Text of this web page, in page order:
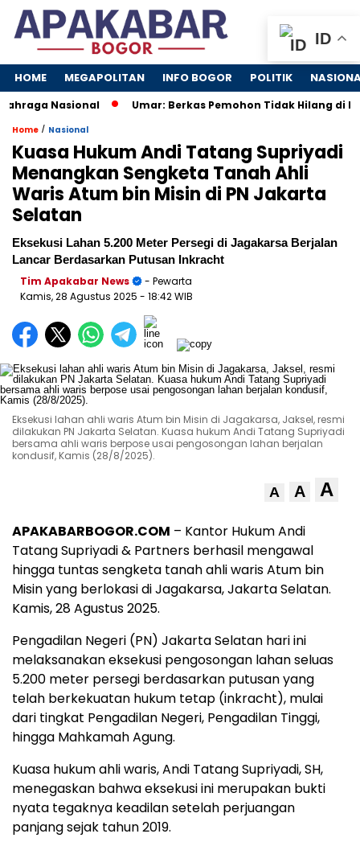
HOME MEGAPOLITAN INFO BOGOR POLITIK
Nasional Umar: Berkas Pemohon Tidak Hilang di
Home / Nasional
Kuasa Hukum Andi Tatang Supriyadi
Menangkan Sengketa Tanah Ahli
Waris Atum bin Misin di PN Jakarta
Selatan
Eksekusi Lahan 5.200 Meter Persegi di Jagakarsa Berjalan
Lancar Berdasarkan Putusan Inkracht
Tim Apakabar News
- Pewarta
Kamis, 28 Agustus 2025 - 18:42 WIB
Eksekusi lahan ahli waris Atum bin Misin di Jagakarsa, Jaksel, resmi
dilakukan PN Jakarta Selatan. Kuasa hukum Andi Tatang Supriyadi
bersama ahli waris berpose usai pengosongan lahan berjalan
kondusif, Kamis (28/8/2025).
A A A
APAKABARBOGOR.COM – Kantor Hukum Andi
Tatang Supriyadi & Partners berhasil mengawal
hingga tuntas sengketa tanah ahli waris Atum bin
Misin yang berlokasi di Jagakarsa, Jakarta Selatan.
Kamis, 28 Agustus 2025.
Pengadilan Negeri (PN) Jakarta Selatan hari ini
melaksanakan eksekusi pengosongan lahan seluas
5.200 meter persegi berdasarkan putusan yang
telah berkekuatan hukum tetap (inkracht), mulai
dari tingkat Pengadilan Negeri, Pengadilan Tinggi,
hingga Mahkamah Agung.
Kuasa hukum ahli waris, Andi Tatang Supriyadi, SH,
menegaskan bahwa eksekusi ini merupakan bukti
nyata tegaknya keadilan setelah perjuangan
panjang sejak tahun 2019.
ID